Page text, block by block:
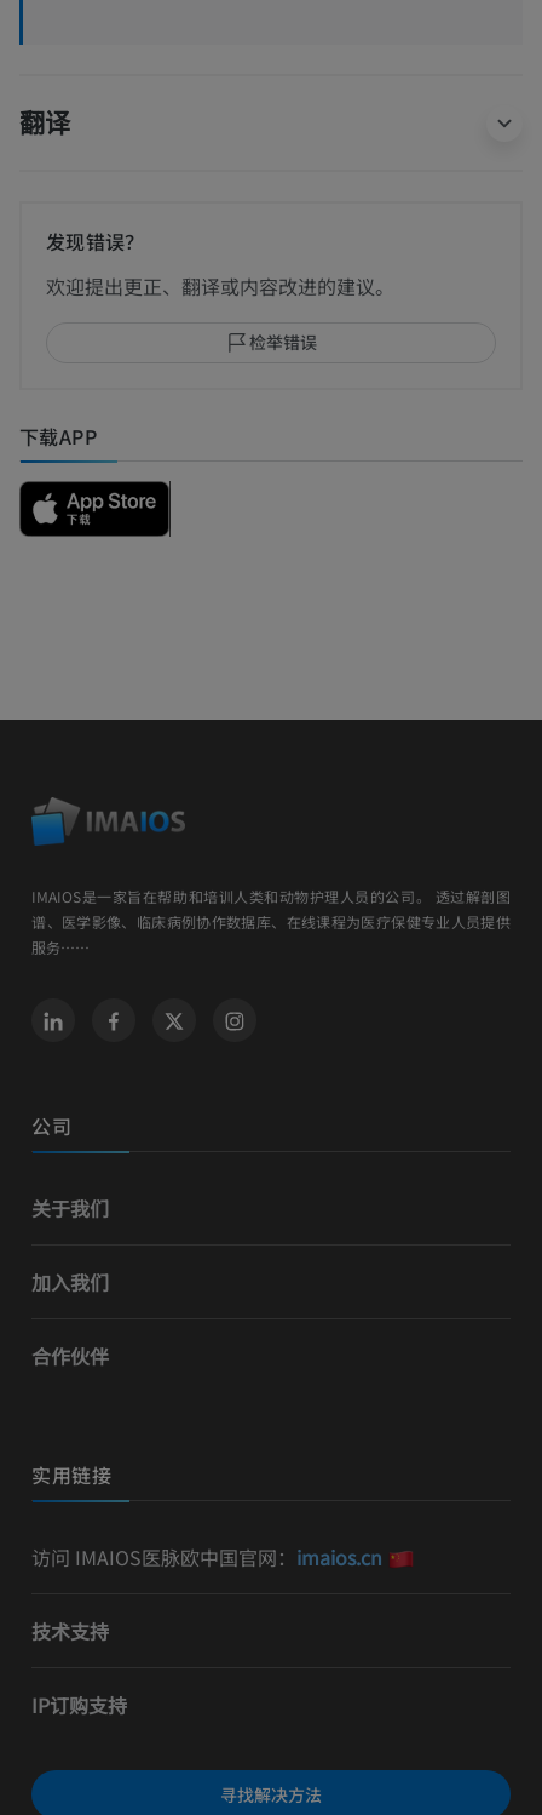
翻译
发现错误？
欢迎提出更正、翻译或内容改进的建议。
检举错误
下载APP
IMAIOS是一家旨在帮助和培训人类和动物护理人员的公司。 透过解剖图
谱、医学影像、临床病例协作数据库、在线课程为医疗保健专业人员提供
服务……
公司
关于我们
加入我们
合作伙伴
实用链接
访问 IMAIOS医脉欧中国官网： imaios.cn
技术支持
IP订购支持
寻找解决方法